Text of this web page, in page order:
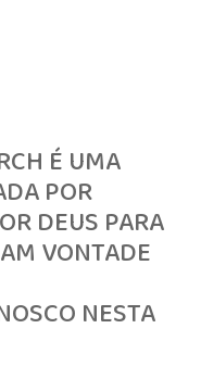
É UMA
POR
DEUS PARA
VONTADE
NESTA